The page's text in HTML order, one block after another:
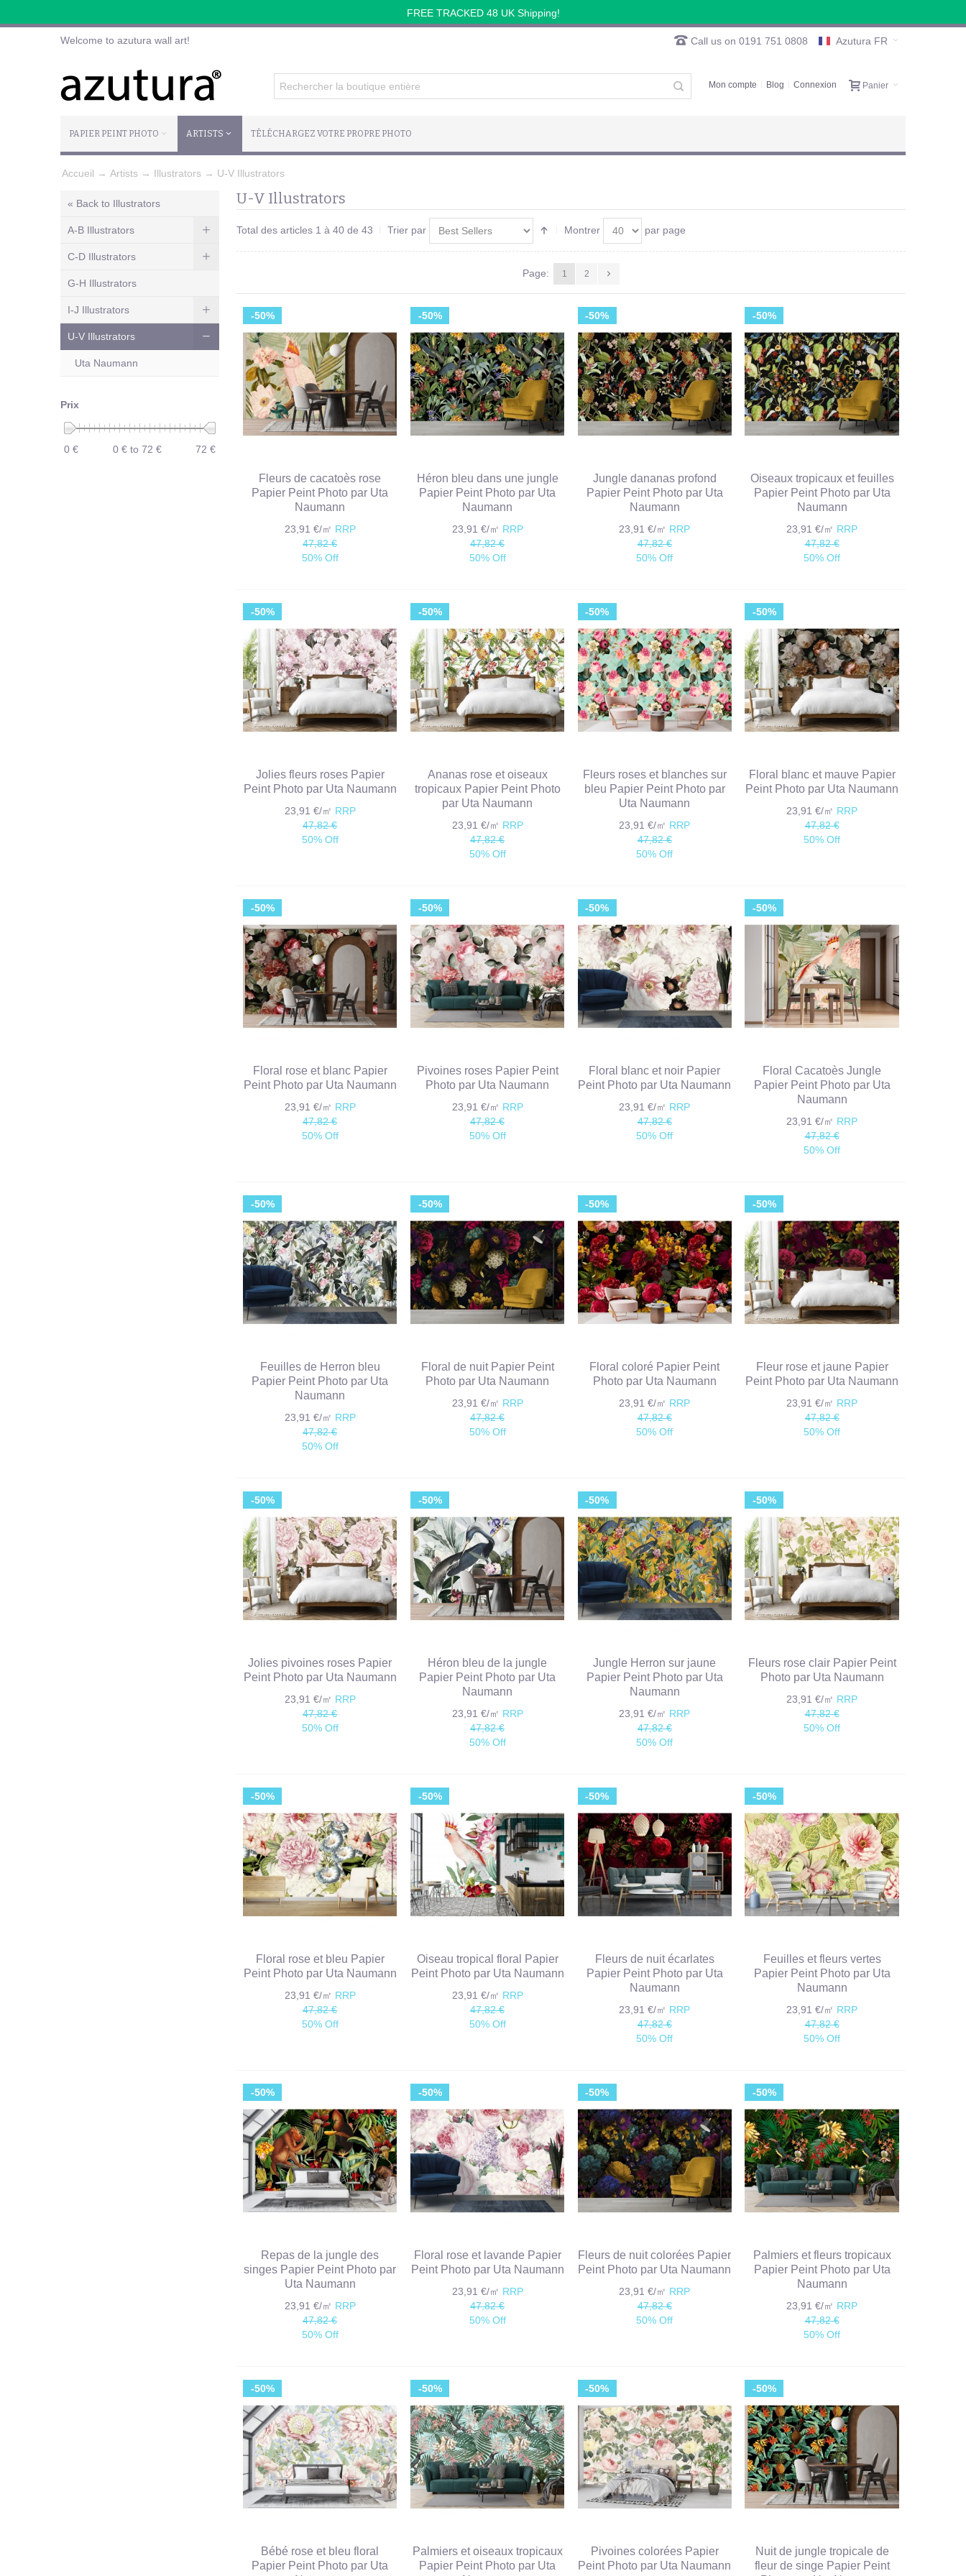
FREE TRACKED 48 UK Shipping!
Welcome to azutura wall art! Azutura FR
Call us on 0191 751 0808
Panier
Mon compte Blog Connexion
PAPIER PEINT PHOTO ARTISTS TÉLÉCHARGEZ VOTRE PROPRE PHOTO
Accueil → Artists → Illustrators → U-V Illustrators
U-V Illustrators
Total des articles 1 à 40 de 43 Trier par Montrer par page
Page: 1 2
-50%
Fleurs de cacatoès rose
Papier Peint Photo par Uta
Naumann
23,91 €/㎡ RRP
47,82 €
50% Off
-50%
Héron bleu dans une jungle
Papier Peint Photo par Uta
Naumann
23,91 €/㎡ RRP
47,82 €
50% Off
-50%
Jungle dananas profond
Papier Peint Photo par Uta
Naumann
23,91 €/㎡ RRP
47,82 €
50% Off
-50%
Oiseaux tropicaux et feuilles
Papier Peint Photo par Uta
Naumann
23,91 €/㎡ RRP
47,82 €
50% Off
-50%
Jolies fleurs roses Papier
Peint Photo par Uta Naumann
23,91 €/㎡ RRP
47,82 €
50% Off
-50%
Ananas rose et oiseaux
tropicaux Papier Peint Photo
par Uta Naumann
23,91 €/㎡ RRP
47,82 €
50% Off
-50%
Fleurs roses et blanches sur
bleu Papier Peint Photo par
Uta Naumann
23,91 €/㎡ RRP
47,82 €
50% Off
-50%
Floral blanc et mauve Papier
Peint Photo par Uta Naumann
23,91 €/㎡ RRP
47,82 €
50% Off
-50%
Floral rose et blanc Papier
Peint Photo par Uta Naumann
23,91 €/㎡ RRP
47,82 €
50% Off
-50%
Pivoines roses Papier Peint
Photo par Uta Naumann
23,91 €/㎡ RRP
47,82 €
50% Off
-50%
Floral blanc et noir Papier
Peint Photo par Uta Naumann
23,91 €/㎡ RRP
47,82 €
50% Off
-50%
Floral Cacatoès Jungle
Papier Peint Photo par Uta
Naumann
23,91 €/㎡ RRP
47,82 €
50% Off
-50%
Feuilles de Herron bleu
Papier Peint Photo par Uta
Naumann
23,91 €/㎡ RRP
47,82 €
50% Off
-50%
Floral de nuit Papier Peint
Photo par Uta Naumann
23,91 €/㎡ RRP
47,82 €
50% Off
-50%
Floral coloré Papier Peint
Photo par Uta Naumann
23,91 €/㎡ RRP
47,82 €
50% Off
-50%
Fleur rose et jaune Papier
Peint Photo par Uta Naumann
23,91 €/㎡ RRP
47,82 €
50% Off
-50%
Jolies pivoines roses Papier
Peint Photo par Uta Naumann
23,91 €/㎡ RRP
47,82 €
50% Off
-50%
Héron bleu de la jungle
Papier Peint Photo par Uta
Naumann
23,91 €/㎡ RRP
47,82 €
50% Off
-50%
Jungle Herron sur jaune
Papier Peint Photo par Uta
Naumann
23,91 €/㎡ RRP
47,82 €
50% Off
-50%
Fleurs rose clair Papier Peint
Photo par Uta Naumann
23,91 €/㎡ RRP
47,82 €
50% Off
-50%
Floral rose et bleu Papier
Peint Photo par Uta Naumann
23,91 €/㎡ RRP
47,82 €
50% Off
-50%
Oiseau tropical floral Papier
Peint Photo par Uta Naumann
23,91 €/㎡ RRP
47,82 €
50% Off
-50%
Fleurs de nuit écarlates
Papier Peint Photo par Uta
Naumann
23,91 €/㎡ RRP
47,82 €
50% Off
-50%
Feuilles et fleurs vertes
Papier Peint Photo par Uta
Naumann
23,91 €/㎡ RRP
47,82 €
50% Off
-50%
Repas de la jungle des
singes Papier Peint Photo par
Uta Naumann
23,91 €/㎡ RRP
47,82 €
50% Off
-50%
Floral rose et lavande Papier
Peint Photo par Uta Naumann
23,91 €/㎡ RRP
47,82 €
50% Off
-50%
Fleurs de nuit colorées Papier
Peint Photo par Uta Naumann
23,91 €/㎡ RRP
47,82 €
50% Off
-50%
Palmiers et fleurs tropicaux
Papier Peint Photo par Uta
Naumann
23,91 €/㎡ RRP
47,82 €
50% Off
-50%
Bébé rose et bleu floral
Papier Peint Photo par Uta
-50%
Palmiers et oiseaux tropicaux
Papier Peint Photo par Uta
-50%
Pivoines colorées Papier
Peint Photo par Uta Naumann
-50%
Nuit de jungle tropicale de
fleur de singe Papier Peint
Prix
0 € 72 €
0 € to 72 €
« Back to Illustrators
A-B Illustrators
C-D Illustrators
G-H Illustrators
I-J Illustrators
U-V Illustrators
Uta Naumann